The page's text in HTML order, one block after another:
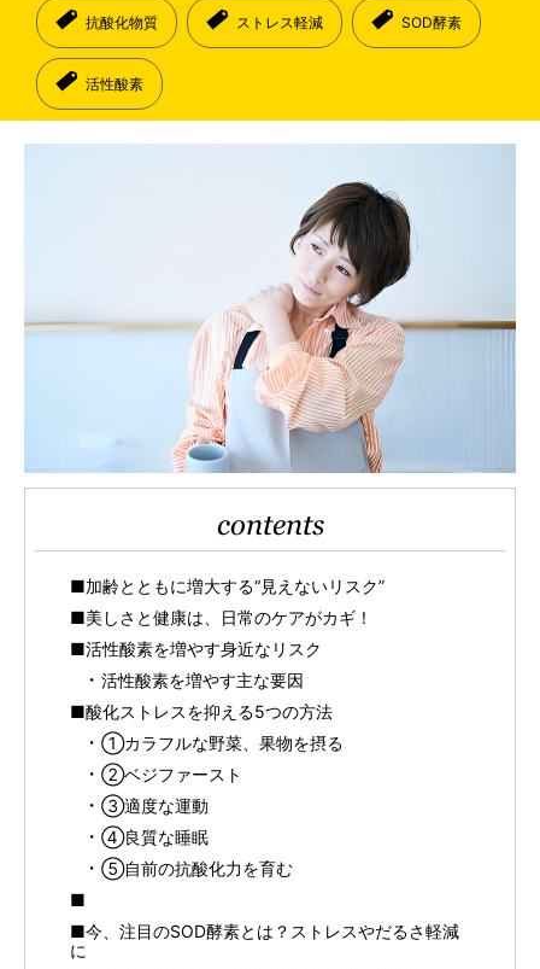
抗酸化物質 ストレス軽減 SOD酵素
活性酸素
contents
■加齢とともに増大する“見えないリスク”
■美しさと健康は、日常のケアがカギ！
■活性酸素を増やす身近なリスク
活性酸素を増やす主な要因
■酸化ストレスを抑える5つの方法
①カラフルな野菜、果物を摂る
②ベジファースト
③適度な運動
④良質な睡眠
⑤自前の抗酸化力を育む
■
■今、注目のSOD酵素とは？ストレスやだるさ軽減
に